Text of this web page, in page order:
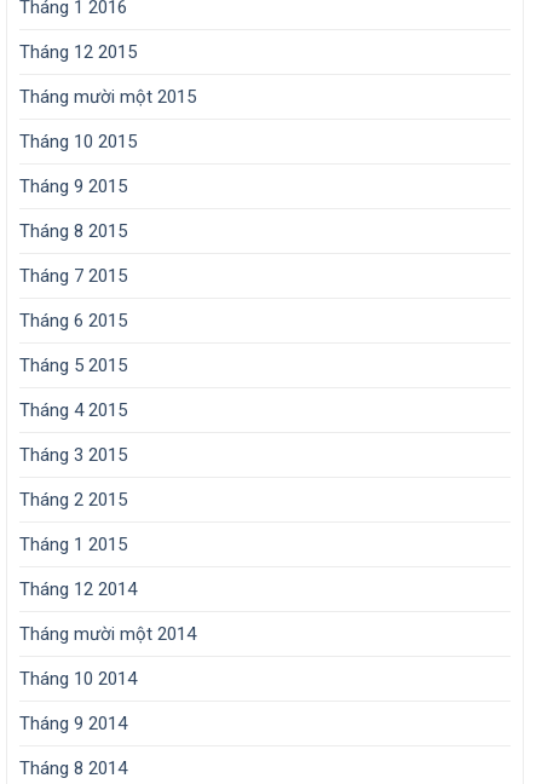
Tháng 1 2016
Tháng 12 2015
Tháng mười một 2015
Tháng 10 2015
Tháng 9 2015
Tháng 8 2015
Tháng 7 2015
Tháng 6 2015
Tháng 5 2015
Tháng 4 2015
Tháng 3 2015
Tháng 2 2015
Tháng 1 2015
Tháng 12 2014
Tháng mười một 2014
Tháng 10 2014
Tháng 9 2014
Tháng 8 2014